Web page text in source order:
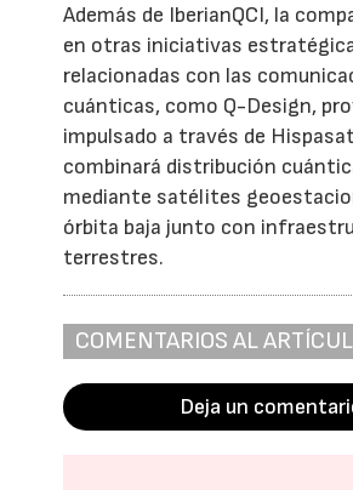
Además de IberianQCI, la
en otras iniciativas
relacionadas con las
cuánticas, como Q-Design,
impulsado a través de
combinará distribución
mediante satélites
órbita baja junto con
terrestres.
COMENTARIOS AL
Deja un